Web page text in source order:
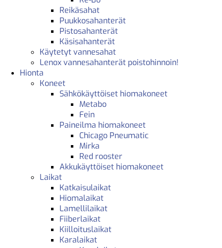
Reikäsahat
Puukkosahanterät
Pistosahanterät
Käsisahanterät
Käytetyt vannesahat
Lenox vannesahanterät poistohinnoin!
Hionta
Koneet
Sähkökäyttöiset hiomakoneet
Metabo
Fein
Paineilma hiomakoneet
Chicago Pneumatic
Mirka
Red rooster
Akkukäyttöiset hiomakoneet
Laikat
Katkaisulaikat
Hiomalaikat
Lamellilaikat
Fiiberlaikat
Kiilloituslaikat
Karalaikat